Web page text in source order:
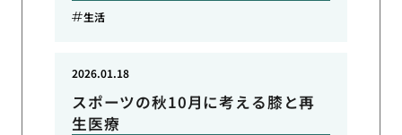
生活
スポーツの秋10月に考える膝と再
生医療
2026.01.18